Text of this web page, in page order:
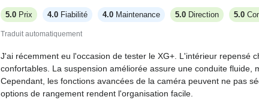
5.0 Prix 4.0 Fiabilité 4.0 Maintenance 5.0 Direction 5.0
Traduit automatiquement
J'ai récemment eu l'occasion de tester le XG+. L'intérieur repensé
confortables. La suspension améliorée assure une conduite fluide,
Cependant, les fonctions avancées de la caméra peuvent ne pas
options de rangement rendent l'organisation facile.